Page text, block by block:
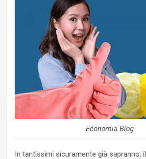
Economia Blog
In tantissimi sicuramente già sapranno, il